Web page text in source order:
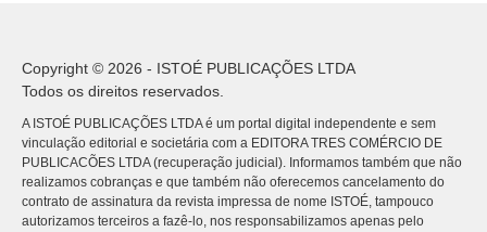
Copyright © 2026 - ISTOÉ PUBLICAÇÕES LTDA
Todos os direitos reservados.
A ISTOÉ PUBLICAÇÕES LTDA é um portal digital independente e sem
vinculação editorial e societária com a EDITORA TRES COMÉRCIO DE
PUBLICACÕES LTDA (recuperação judicial). Informamos também que não
realizamos cobranças e que também não oferecemos cancelamento do
contrato de assinatura da revista impressa de nome ISTOÉ, tampouco
autorizamos terceiros a fazê-lo, nos responsabilizamos apenas pelo